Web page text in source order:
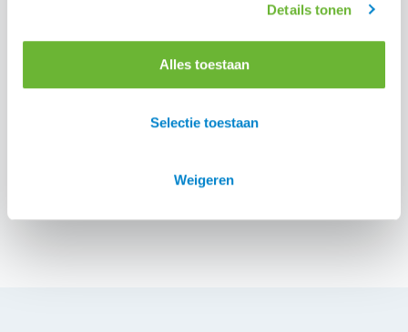
Details tonen
Alles toestaan
Selectie toestaan
Weigeren
Stierna Axis windjack
Stierna Storm regen
€212,00